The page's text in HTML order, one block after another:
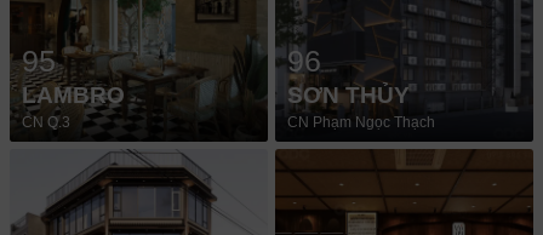
95
LAMBRO
CN Q.3
96
SƠN THỦY
CN Phạm Ngọc Thạch